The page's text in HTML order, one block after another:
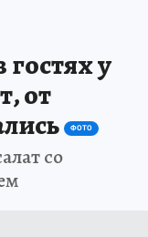
у
от
ФОТО
со